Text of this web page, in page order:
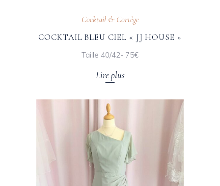
Cocktail & Cortège
COCKTAIL BLEU CIEL « JJ HOUSE »
Taille 40/42- 75€
Lire plus